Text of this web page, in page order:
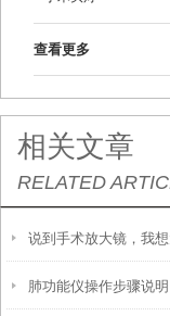
查看更多
相关文章
RELATED
说到手术放大镜，我
那它是如何使用的呢？
肺功能仪操作步骤说明